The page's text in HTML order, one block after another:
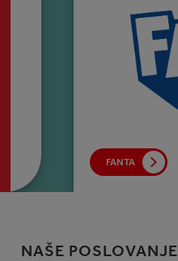
FANTA
NAŠE POSLOVANJE